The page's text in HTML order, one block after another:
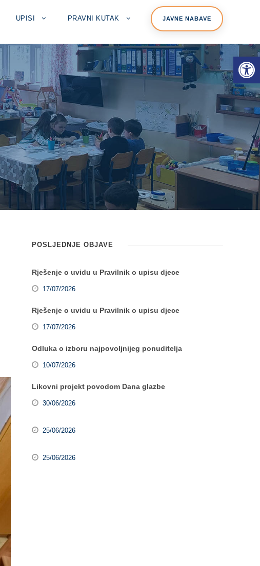
Open toolbar
UPISI PRAVNI KUTAK JAVNE NABAVE
POSLJEDNJE OBJAVE
Rješenje o uvidu u Pravilnik o upisu djece
17/07/2026
Rješenje o uvidu u Pravilnik o upisu djece
17/07/2026
Odluka o izboru najpovoljnijeg ponuditelja
10/07/2026
Likovni projekt povodom Dana glazbe
30/06/2026
25/06/2026
25/06/2026